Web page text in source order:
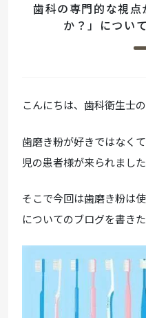
歯科の専門的な視
か？」につい
こんにちは、歯科衛生士の
歯磨き粉が好きではなく
児の患者様が来られました
そこで今回は歯磨き粉は
についてのブログを書き